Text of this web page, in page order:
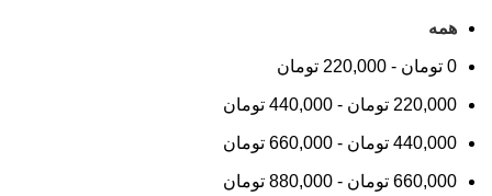
همه
0 تومان -
220,000 تومان
220,000 تومان -
440,000 تومان
440,000 تومان -
660,000 تومان
660,000 تومان -
880,000 تومان